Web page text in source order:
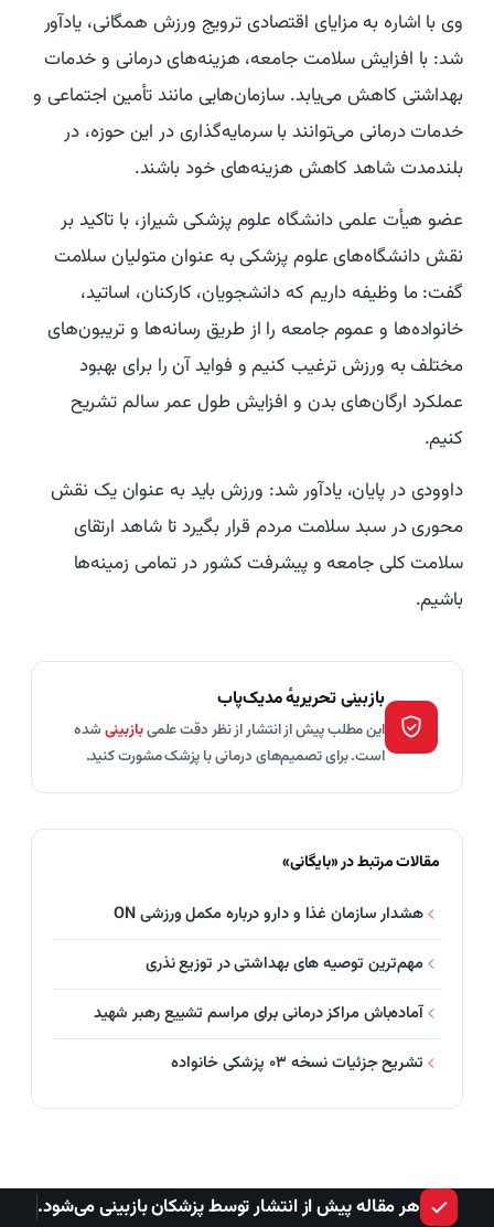
وی با اشاره به مزایای اقتصادی ترویج ورزش همگانی، یادآور
شد: با افزایش سلامت جامعه، هزینه‌های درمانی و خدمات
بهداشتی کاهش می‌یابد. سازمان‌هایی مانند تأمین اجتماعی و
خدمات درمانی می‌توانند با سرمایه‌گذاری در این حوزه، در
بلندمدت شاهد کاهش هزینه‌های خود باشند.
عضو هیأت علمی دانشگاه علوم پزشکی شیراز، با تاکید بر
نقش دانشگاه‌های علوم پزشکی به عنوان متولیان سلامت
گفت: ما وظیفه داریم که دانشجویان، کارکنان، اساتید،
خانواده‌ها و عموم جامعه را از طریق رسانه‌ها و تریبون‌های
مختلف به ورزش ترغیب کنیم و فواید آن را برای بهبود
عملکرد ارگان‌های بدن و افزایش طول عمر سالم تشریح
کنیم.
داوودی در پایان، یادآور شد: ورزش باید به عنوان یک نقش
محوری در سبد سلامت مردم قرار بگیرد تا شاهد ارتقای
سلامت کلی جامعه و پیشرفت کشور در تمامی زمینه‌ها
باشیم.
بازبینی تحریریهٔ مدیک‌پاب
این مطلب پیش از انتشار از نظر دقت علمیبازبینیشده
است. برای تصمیم‌های درمانی با پزشک مشورت کنید.
مقالات مرتبط در «بایگانی»
هشدار سازمان غذا و دارو درباره مکمل ورزشی ON
مهم‌ترین توصیه های بهداشتی در توزیع نذری
آماده‌باش مراکز درمانی برای مراسم تشییع رهبر شهید
تشریح جزئیات نسخه ۰۳ پزشکی خانواده
هر مقاله پیش از انتشار توسط پزشکان بازبینی می‌شود.